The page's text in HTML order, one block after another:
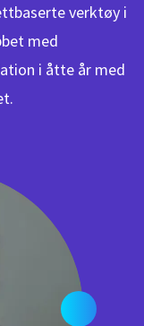
verktøy i
med
i åtte år med